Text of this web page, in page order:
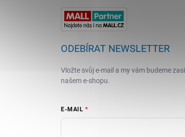
ODEBÍRAT NEWSLETTER
Vložte svůj e-mail a my vám budeme
našem e-shopu.
E-MAIL